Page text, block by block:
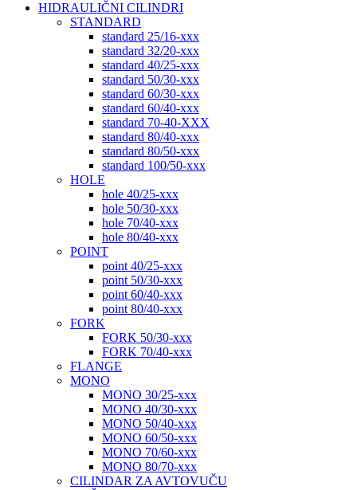
HIDRAULIČNI CILINDRI
STANDARD
standard 25/16-xxx
standard 32/20-xxx
standard 40/25-xxx
standard 50/30-xxx
standard 60/30-xxx
standard 60/40-xxx
standard 70-40-XXX
standard 80/40-xxx
standard 80/50-xxx
standard 100/50-xxx
HOLE
hole 40/25-xxx
hole 50/30-xxx
hole 70/40-xxx
hole 80/40-xxx
POINT
point 40/25-xxx
point 50/30-xxx
point 60/40-xxx
point 80/40-xxx
FORK
FORK 50/30-xxx
FORK 70/40-xxx
FLANGE
MONO
MONO 30/25-xxx
MONO 40/30-xxx
MONO 50/40-xxx
MONO 60/50-xxx
MONO 70/60-xxx
MONO 80/70-xxx
CILINDAR ZA AVTOVUČU